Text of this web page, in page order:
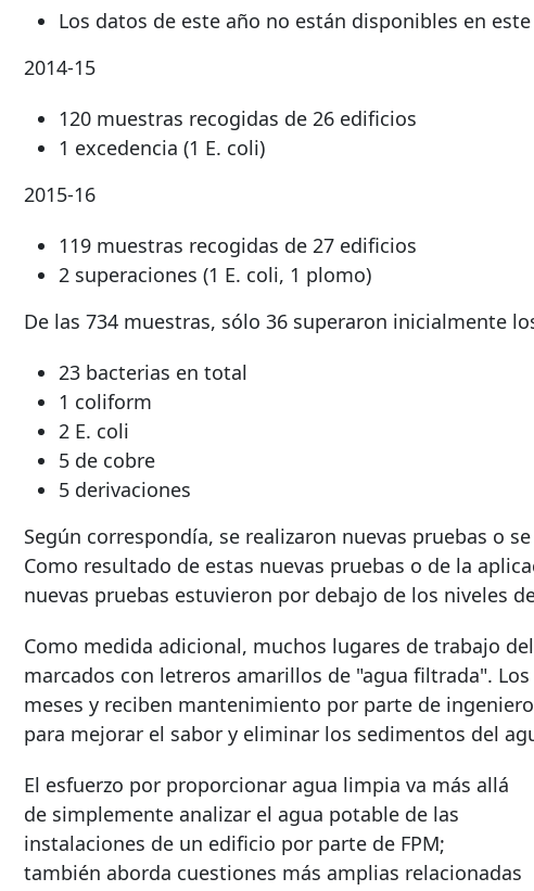
Los datos de este año no están disponibles en
2014-15
120 muestras recogidas de 26 edificios
1 excedencia (1 E. coli)
2015-16
119 muestras recogidas de 27 edificios
2 superaciones (1 E. coli, 1 plomo)
De las 734 muestras, sólo 36 superaron inicialmente
23 bacterias en total
1 coliform
2 E. coli
5 de cobre
5 derivaciones
Según correspondía, se realizaron nuevas pruebas o
Como resultado de estas nuevas pruebas o de la
nuevas pruebas estuvieron por debajo de los niveles
Como medida adicional, muchos lugares de trabajo
marcados con letreros amarillos de "agua filtrada".
meses y reciben mantenimiento por parte de
para mejorar el sabor y eliminar los sedimentos del
El esfuerzo por proporcionar agua limpia va más allá
de simplemente analizar el agua potable de las
instalaciones de un edificio por parte de FPM;
también aborda cuestiones más amplias relacionadas